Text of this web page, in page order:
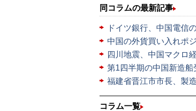
同コラムの最新記事
ドイツ銀行、中国電信
中国の外貨買い入れポ
四川地震、中国マクロ
第1四半期の中国新造
福建省晋江市市長、製
コラム一覧